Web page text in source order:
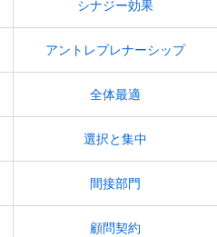
シナジー効果
アントレプレナーシップ
全体最適
選択と集中
間接部門
顧問契約